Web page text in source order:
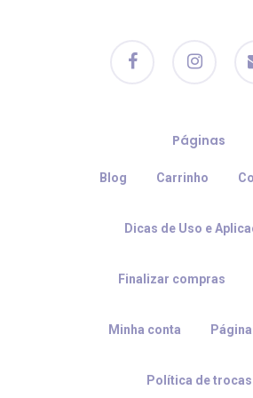
facebook instagram
Páginas
Blog Carrinho
Dicas de Uso e
Finalizar compras
Minha conta
Política de trocas